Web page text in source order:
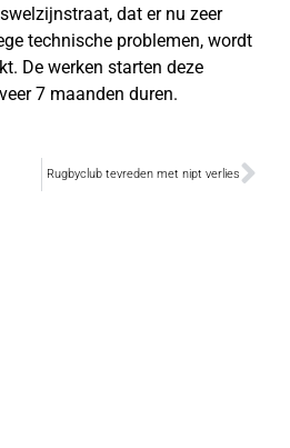
dat er nu zeer
technische problemen, wordt
De werken starten deze
7 maanden duren.
Rugbyclub tevreden met nipt verlies